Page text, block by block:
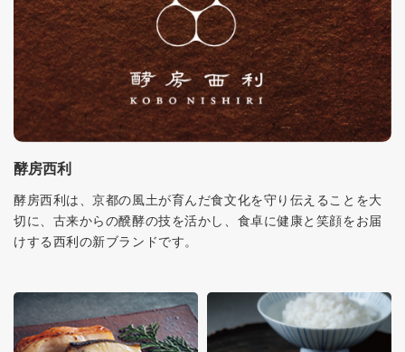
酵房西利
酵房西利は、京都の風土が育んだ食文化を守り伝えることを大
切に、古来からの醗酵の技を活かし、食卓に健康と笑顔をお届
けする西利の新ブランドです。